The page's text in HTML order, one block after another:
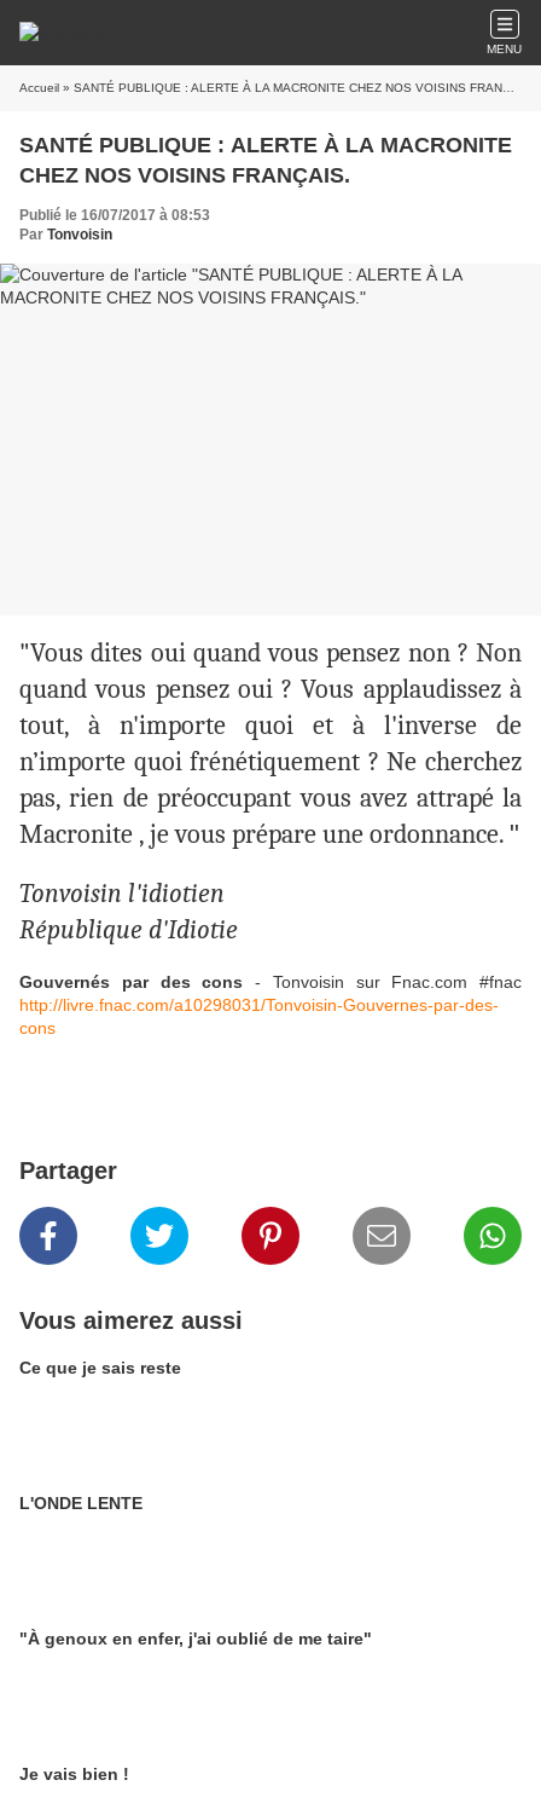
MENU
Accueil » SANTÉ PUBLIQUE : ALERTE À LA MACRONITE CHEZ NOS VOISINS FRANÇAIS.
SANTÉ PUBLIQUE : ALERTE À LA MACRONITE
CHEZ NOS VOISINS FRANÇAIS.
Publié le 16/07/2017 à 08:53
Par Tonvoisin
"Vous dites oui quand vous pensez non ? Non
quand vous pensez oui ? Vous applaudissez à
tout, à n'importe quoi et à l'inverse de
n’importe quoi frénétiquement ? Ne cherchez
pas, rien de préoccupant vous avez attrapé la
Macronite , je vous prépare une ordonnance. "
Tonvoisin l'idiotien
République d'Idiotie
Gouvernés par des cons - Tonvoisin sur Fnac.com #fnac
http://livre.fnac.com/a10298031/Tonvoisin-Gouvernes-par-des-
cons
Partager
Vous aimerez aussi
Ce que je sais reste
L'ONDE LENTE
"À genoux en enfer, j'ai oublié de me taire"
Je vais bien !